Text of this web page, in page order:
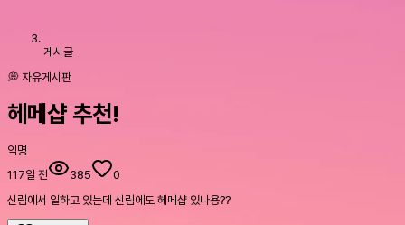
게시글
💭 자유게시판
헤메샵 추천!
익명
117일 전
385
0
신림에서 일하고 있는데 신림에도 헤메샵 있나용??